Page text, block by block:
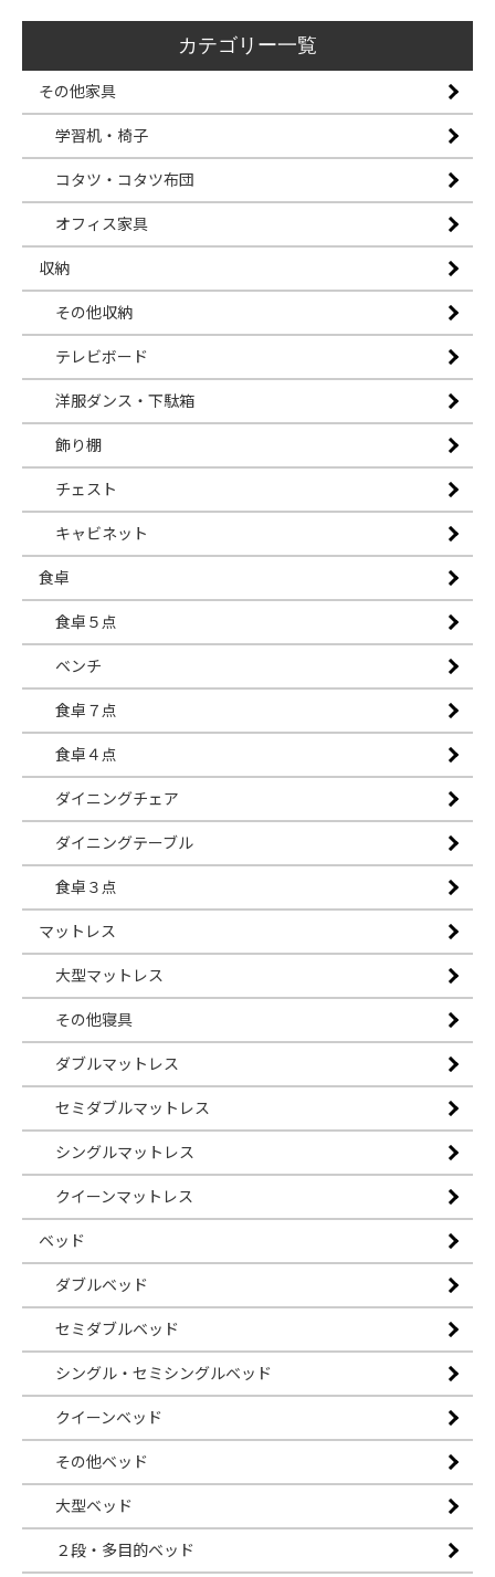
カテゴリー一覧
その他家具
学習机・椅子
コタツ・コタツ布団
オフィス家具
収納
その他収納
テレビボード
洋服ダンス・下駄箱
飾り棚
チェスト
キャビネット
食卓
食卓５点
ベンチ
食卓７点
食卓４点
ダイニングチェア
ダイニングテーブル
食卓３点
マットレス
大型マットレス
その他寝具
ダブルマットレス
セミダブルマットレス
シングルマットレス
クイーンマットレス
ベッド
ダブルベッド
セミダブルベッド
シングル・セミシングルベッド
クイーンベッド
その他ベッド
大型ベッド
２段・多目的ベッド